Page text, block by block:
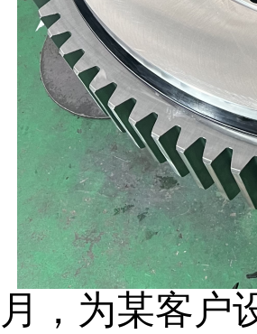
月，为某客户